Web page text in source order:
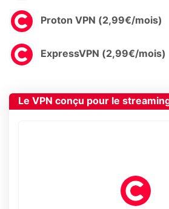
Proton VPN (2,99€/mois)
ExpressVPN (2,99€/mois)
Le VPN conçu pour le